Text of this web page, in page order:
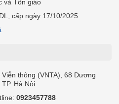
và Tôn giáo
cấp ngày 17/10/2025
thông (VNTA), 68 Dương
Hà Nội.
0923457788